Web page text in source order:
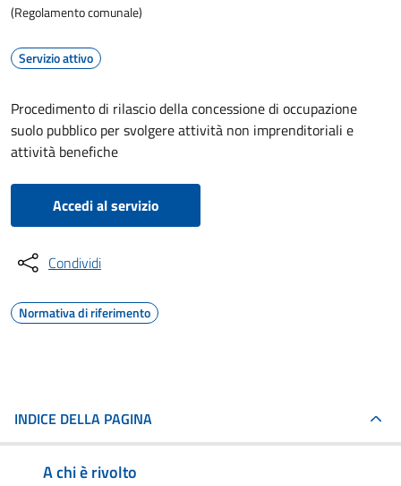
(Regolamento comunale)
Servizio attivo
Procedimento di rilascio della concessione di occupazione
suolo pubblico per svolgere attività non imprenditoriali e
attività benefiche
Accedi al servizio
Condividi
Normativa di riferimento
INDICE DELLA PAGINA
A chi è rivolto